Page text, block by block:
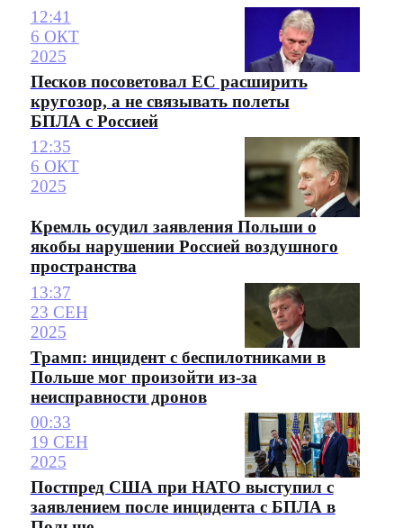
12:41
6 ОКТ
2025
Песков посоветовал ЕС расширить
кругозор, а не связывать полеты
БПЛА с Россией
12:35
6 ОКТ
2025
Кремль осудил заявления Польши о
якобы нарушении Россией воздушного
пространства
13:37
23 СЕН
2025
Трамп: инцидент с беспилотниками в
Польше мог произойти из-за
неисправности дронов
00:33
19 СЕН
2025
Постпред США при НАТО выступил с
заявлением после инцидента с БПЛА в